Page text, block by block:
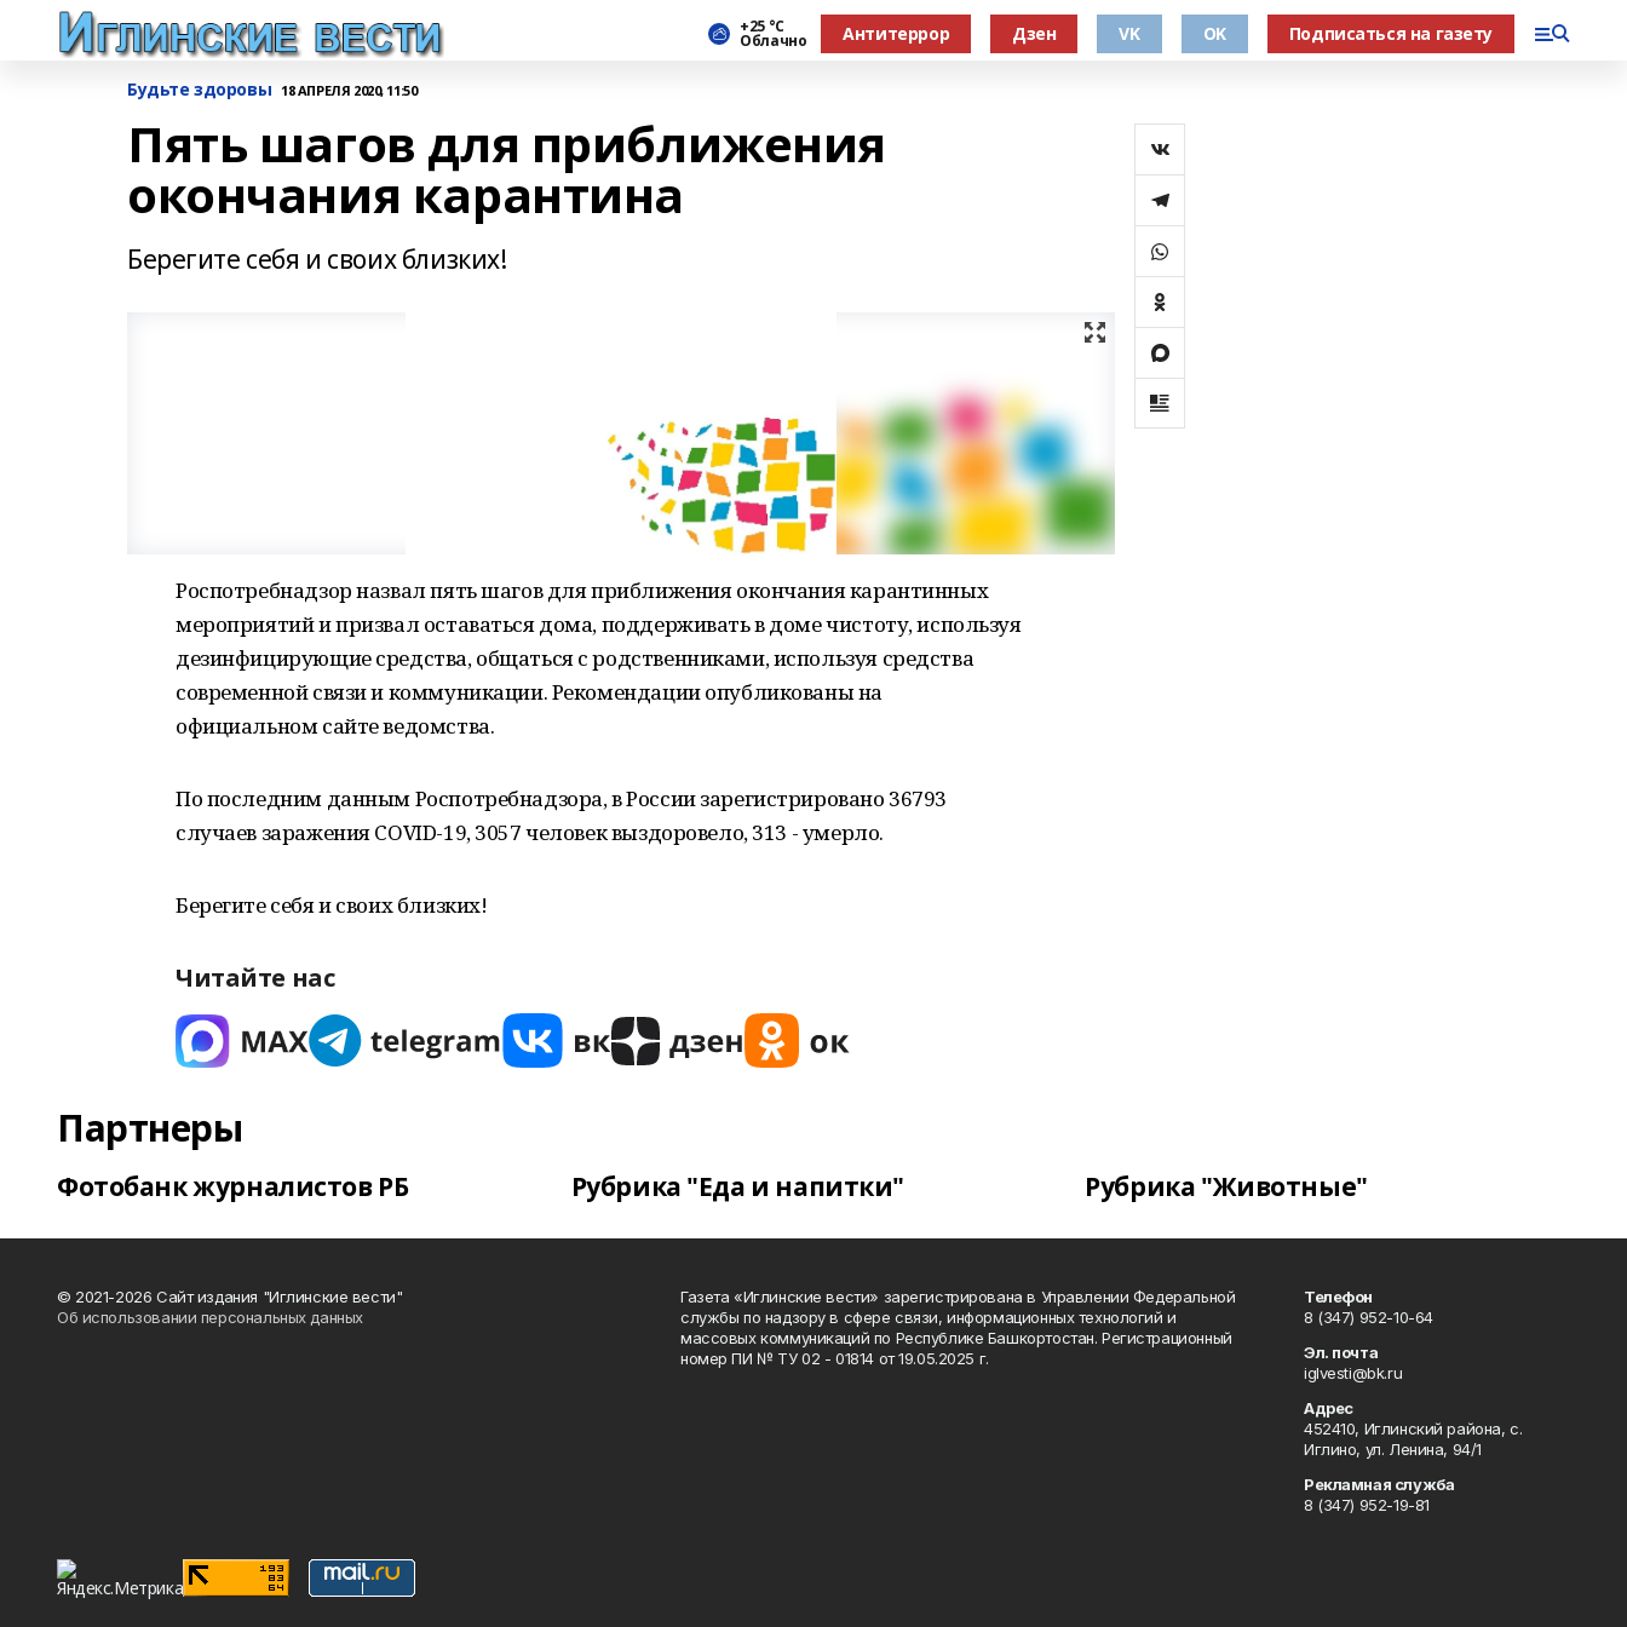
+25 °С
Облачно Антитеррор Дзен VK OK Подписаться на газету
Будьте здоровы 18 АПРЕЛЯ 2020, 11:50
Пять шагов для приближения
окончания карантина
Берегите себя и своих близких!
Роспотребнадзор назвал пять шагов для приближения окончания карантинных
мероприятий и призвал оставаться дома, поддерживать в доме чистоту, используя
дезинфицирующие средства, общаться с родственниками, используя средства
современной связи и коммуникации. Рекомендации опубликованы на
официальном сайте ведомства.
По последним данным Роспотребнадзора, в России зарегистрировано 36793
случаев заражения COVID-19, 3057 человек выздоровело, 313 - умерло.
Берегите себя и своих близких!
Читайте нас
Партнеры
Фотобанк журналистов РБ Рубрика "Еда и напитки" Рубрика "Животные"
© 2021-2026 Сайт издания "Иглинские вести"
Об использовании персональных данных
Газета «Иглинские вести» зарегистрирована в Управлении Федеральной
службы по надзору в сфере связи, информационных технологий и
массовых коммуникаций по Республике Башкортостан. Регистрационный
номер ПИ № ТУ 02 - 01814 от 19.05.2025 г.
Телефон
8 (347) 952-10-64
Эл. почта
iglvesti@bk.ru
Адрес
452410, Иглинский района, с.
Иглино, ул. Ленина, 94/1
Рекламная служба
8 (347) 952-19-81